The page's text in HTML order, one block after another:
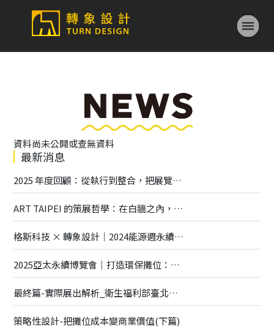
資料尚未公開或查無資料
最新消息
2025 年度回顧：從執行到整合，把展覽做得更深更廣
ART TAIPEI 的策展哲學：在白牆之內，打造一座有呼吸的藝術場域
格斯科技 × 轉象設計｜2024能源週永續展覽全解析
2025亞太永續博覽會｜打造環保攤位：專業指南與創意實踐
最終篇-實際展出解析_衛生福利部臺北醫院
策略性設計-把攤位成本變商業價值(下篇)